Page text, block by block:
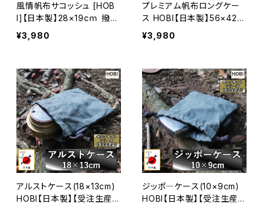
風情帆布サコッシュ [HOB
I]【日本製】28×19cｍ 撥水
パラフィン加工 [無骨でタ
フ] ショルダーストラップ付
ット収納 キャンプ おしゃれ
ホビ【MADE IN JAPAN】
¥3,980
プレミアム帆布ロングケー
ス HOBI【日本製】56×42c
m 火ばさみ トング ペグケ
ース 強力防水パラフィン加
ツールボックス キャンプ ア
ウトドア オリーブドラブ [ア
ウトレット品] [MADE IN J
APAN]
¥3,980
アルストケース(18×13cm)
HOBI【日本製】【受注生産
ジッポ―ケース(10×9cm)
HOBI【日本製】【受注生産